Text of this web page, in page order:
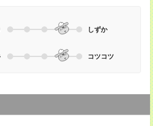
しずか
コツコツ